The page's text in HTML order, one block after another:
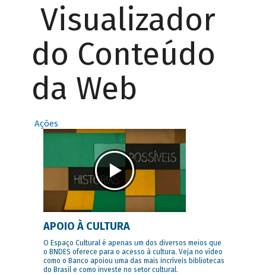
Visualizador
do Conteúdo
da Web
Ações
APOIO À CULTURA
O Espaço Cultural é apenas um dos diversos meios que
o BNDES oferece para o acesso à cultura. Veja no vídeo
como o Banco apoiou uma das mais incríveis bibliotecas
do Brasil e como investe no setor cultural.